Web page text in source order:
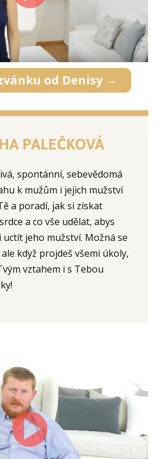
od Denisy →
PALEČKOVÁ
spontánní, sebevědomá
k mužům i jejich mužství
a poradí, jak si získat
a co vše udělat, abys
jeho mužství. Možná se
když projdeš všemi úkoly,
vztahem i s Tebou